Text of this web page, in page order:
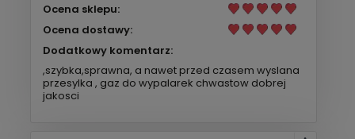
Ocena sklepu:
Ocena dostawy:
Dodatkowy komentarz:
,szybka,sprawna, a nawet przed czasem wyslana
przesylka , gaz do wypalarek chwastow dobrej
jakosci